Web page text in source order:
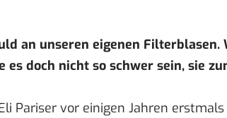
an unseren eigenen Filterblasen.
es doch nicht so schwer sein, sie
Pariser vor einigen Jahren erstmals